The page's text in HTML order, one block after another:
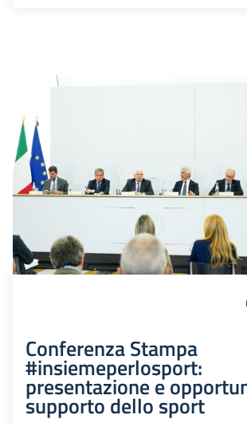
Conferenza Stampa
#insiemeperlosport:
presentazione e
supporto dello sport